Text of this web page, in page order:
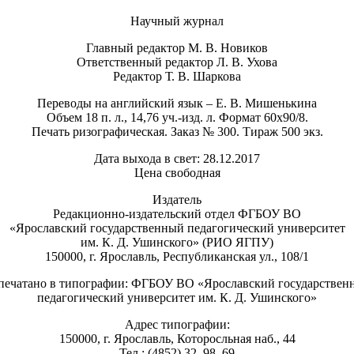
Научный журнал
Главный редактор М. В. Новиков
Ответственный редактор Л. В. Ухова
Редактор Т. В. Шаркова
Переводы на английский язык – Е. В. Мишенькина
Объем 18 п. л., 14,76 уч.-изд. л. Формат 60х90/8.
Печать ризографическая. Заказ № 300. Тираж 500 экз.
Дата выхода в свет: 28.12.2017
Цена свободная
Издатель
Редакционно-издательский отдел ФГБОУ ВО
«Ярославский государственный педагогический университет
им. К. Д. Ушинского» (РИО ЯГПУ)
150000, г. Ярославль, Республиканская ул., 108/1
в типографии: ФГБОУ ВО «Ярославский
педагогический университет им. К. Д. Ушинского»
Адрес типографии:
150000, г. Ярославль, Которосльная наб., 44